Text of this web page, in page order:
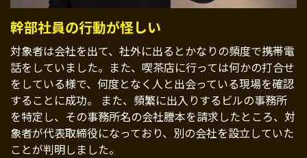
幹部社員の行動が怪しい
対象者は会社を出て、社外に出るとかなりの頻度で携帯電
話をしていました。また、喫茶店に行っては何かの打合せ
をしている様で、何度となく人と出会っている現場を確認
することに成功。 また、頻繁に出入りするビルの事務所
を特定し、その事務所名の会社謄本を請求したところ、対
象者が代表取締役になっており、別の会社を設立していた
ことが判明しました。